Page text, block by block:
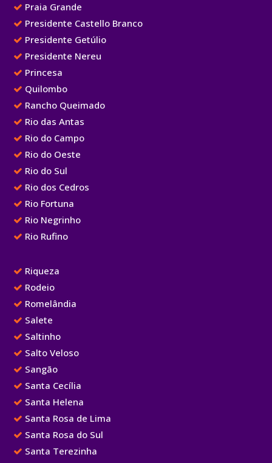
Praia Grande
Presidente Castello Branco
Presidente Getúlio
Presidente Nereu
Princesa
Quilombo
Rancho Queimado
Rio das Antas
Rio do Campo
Rio do Oeste
Rio do Sul
Rio dos Cedros
Rio Fortuna
Rio Negrinho
Rio Rufino
Riqueza
Rodeio
Romelândia
Salete
Saltinho
Salto Veloso
Sangão
Santa Cecília
Santa Helena
Santa Rosa de Lima
Santa Rosa do Sul
Santa Terezinha